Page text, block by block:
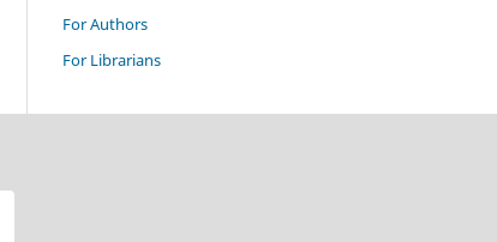
For Authors
For Librarians